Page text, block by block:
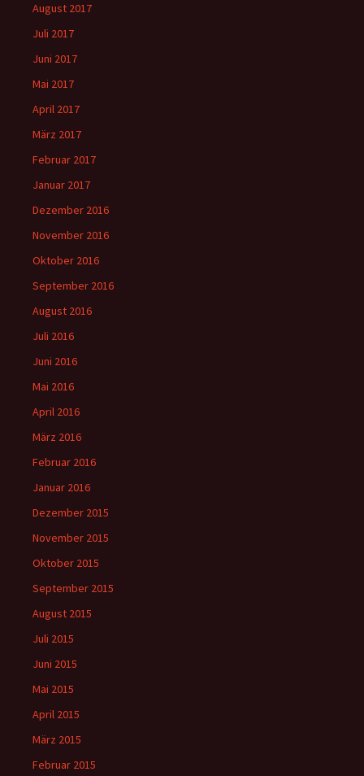
August 2017
Juli 2017
Juni 2017
Mai 2017
April 2017
März 2017
Februar 2017
Januar 2017
Dezember 2016
November 2016
Oktober 2016
September 2016
August 2016
Juli 2016
Juni 2016
Mai 2016
April 2016
März 2016
Februar 2016
Januar 2016
Dezember 2015
November 2015
Oktober 2015
September 2015
August 2015
Juli 2015
Juni 2015
Mai 2015
April 2015
März 2015
Februar 2015